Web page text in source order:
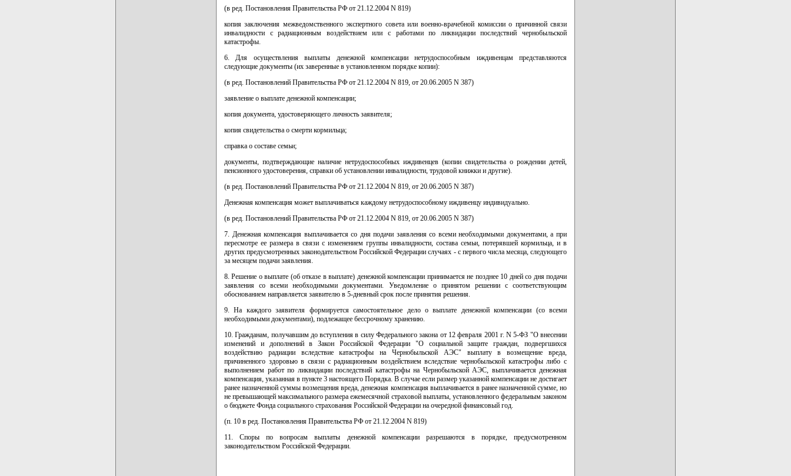
(в ред. Постановления Правительства РФ от 21.12.2004 N 819)
копия заключения межведомственного экспертного совета или военно-врачебной комиссии о причинной связи
инвалидности с радиационным воздействием или с работами по ликвидации последствий чернобыльской
катастрофы.
6. Для осуществления выплаты денежной компенсации нетрудоспособным иждивенцам представляются
следующие документы (их заверенные в установленном порядке копии):
(в ред. Постановлений Правительства РФ от 21.12.2004 N 819, от 20.06.2005 N 387)
заявление о выплате денежной компенсации;
копия документа, удостоверяющего личность заявителя;
копия свидетельства о смерти кормильца;
справка о составе семьи;
документы, подтверждающие наличие нетрудоспособных иждивенцев (копии свидетельства о рождении детей,
пенсионного удостоверения, справки об установлении инвалидности, трудовой книжки и другие).
(в ред. Постановлений Правительства РФ от 21.12.2004 N 819, от 20.06.2005 N 387)
Денежная компенсация может выплачиваться каждому нетрудоспособному иждивенцу индивидуально.
(в ред. Постановлений Правительства РФ от 21.12.2004 N 819, от 20.06.2005 N 387)
7. Денежная компенсация выплачивается со дня подачи заявления со всеми необходимыми документами, а при
пересмотре ее размера в связи с изменением группы инвалидности, состава семьи, потерявшей кормильца, и в
других предусмотренных законодательством Российской Федерации случаях - с первого числа месяца, следующего
за месяцем подачи заявления.
8. Решение о выплате (об отказе в выплате) денежной компенсации принимается не позднее 10 дней со дня подачи
заявления со всеми необходимыми документами. Уведомление о принятом решении с соответствующим
обоснованием направляется заявителю в 5-дневный срок после принятия решения.
9. На каждого заявителя формируется самостоятельное дело о выплате денежной компенсации (со всеми
необходимыми документами), подлежащее бессрочному хранению.
10. Гражданам, получавшим до вступления в силу Федерального закона от 12 февраля 2001 г. N 5-ФЗ "О внесении
изменений и дополнений в Закон Российской Федерации "О социальной защите граждан, подвергшихся
воздействию радиации вследствие катастрофы на Чернобыльской АЭС" выплату в возмещение вреда,
причиненного здоровью в связи с радиационным воздействием вследствие чернобыльской катастрофы либо с
выполнением работ по ликвидации последствий катастрофы на Чернобыльской АЭС, выплачивается денежная
компенсация, указанная в пункте 3 настоящего Порядка. В случае если размер указанной компенсации не достигает
ранее назначенной суммы возмещения вреда, денежная компенсация выплачивается в ранее назначенной сумме, но
не превышающей максимального размера ежемесячной страховой выплаты, установленного федеральным законом
о бюджете Фонда социального страхования Российской Федерации на очередной финансовый год.
(п. 10 в ред. Постановления Правительства РФ от 21.12.2004 N 819)
11. Споры по вопросам выплаты денежной компенсации разрешаются в порядке, предусмотренном
законодательством Российской Федерации.